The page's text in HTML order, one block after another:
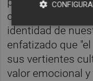
continuo a las
identidad de
enfatizado que
sus vertientes
valor emocional y